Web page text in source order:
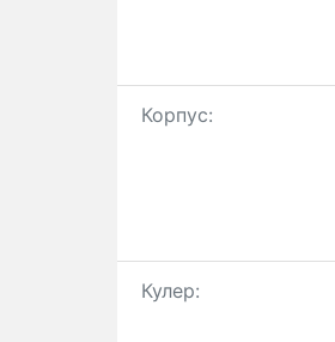
Корпус:
Кулер: